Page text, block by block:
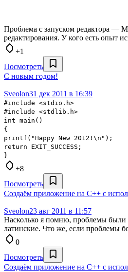
Проблема с запуском редактора —
редактирования. У кого есть опыт
+1
Посмотреть
С новым годом!
Sveolon31 дек 2011 в 16:39
#include <stdio.h>
#include <stdlib.h>
int main()
{
printf("Happy New 2012!\n");
return EXIT_SUCCESS;
}
+8
Посмотреть
Создаём приложение на С++ с
Sveolon23 авг 2011 в 11:57
Насколько я помню, проблемы были
латинские. Что же, если проблемы
0
Посмотреть
Создаём приложение на С++ с